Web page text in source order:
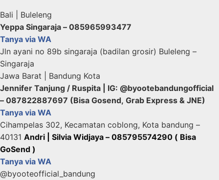
Bali | Buleleng
Yeppa Singaraja – 085965993477
Tanya via WA
Jln ayani no 89b singaraja (badilan grosir) Buleleng –
Singaraja
Jawa Barat | Bandung Kota
Jennifer Tanjung / Ruspita | IG: @byootebandungofficial
– 087822887697 (Bisa Gosend, Grab Express & JNE)
Tanya via WA
Cihampelas 302, Kecamatan coblong, Kota bandung –
40131 Andri | Silvia Widjaya – 085795574290 ( Bisa
GoSend )
Tanya via WA
@byooteofficial_bandung